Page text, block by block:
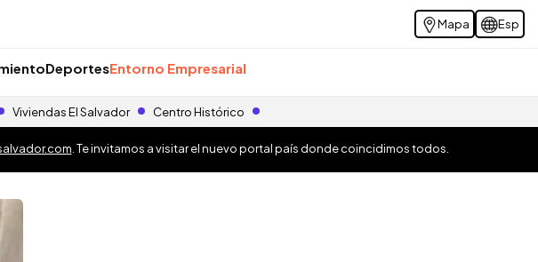
Mapa Esp
DeportesEntorno Empresarial
Viviendas El Salvador Centro Histórico
. Te invitamos a visitar el nuevo portal país donde coincidimos todos.